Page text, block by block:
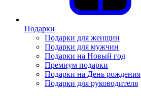
Подарки
Подарки для женщин
Подарки для мужчин
Подарки на Новый год
Премиум подарки
Подарки на День рождения
Подарки для руководителя